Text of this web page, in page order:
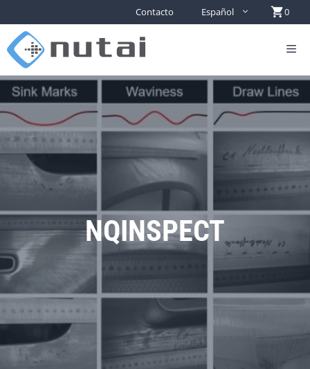
Contacto Español 0
NQINSPECT